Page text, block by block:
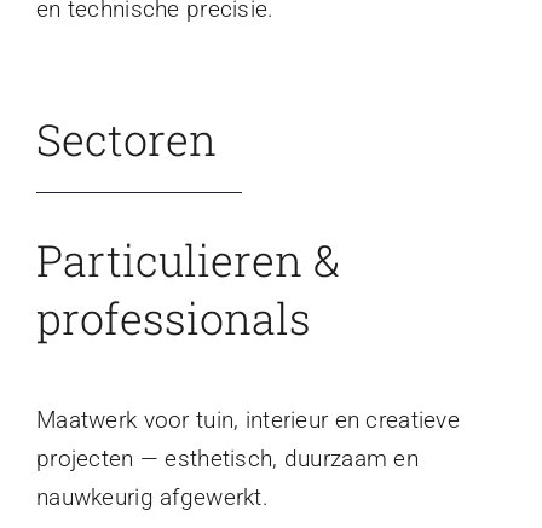
en technische precisie.
Sectoren
Particulieren &
professionals
Maatwerk voor tuin, interieur en creatieve
projecten — esthetisch, duurzaam en
nauwkeurig afgewerkt.